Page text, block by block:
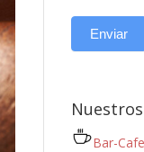
Enviar
Bar-